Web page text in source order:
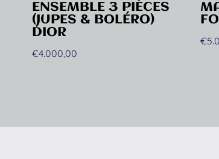
ENSEMBLE 3 PIÈCES
(JUPES & BOLÉRO)
DIOR
€4.000,00
€